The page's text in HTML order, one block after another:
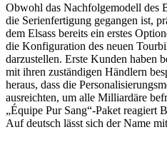
Obwohl das Nachfolgemodell des
die Serienfertigung gegangen ist,
dem Elsass bereits ein erstes
die Konfiguration des neuen
darzustellen. Erste Kunden haben
mit ihren zuständigen Händlern
heraus, dass die
ausreichten, um alle Milliardäre
„Équipe Pur Sang“-Paket reagiert
Auf deutsch lässt sich der Name